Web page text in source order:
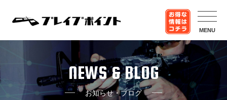
MENU
NEWS & BLOG
お知らせ・ブログ